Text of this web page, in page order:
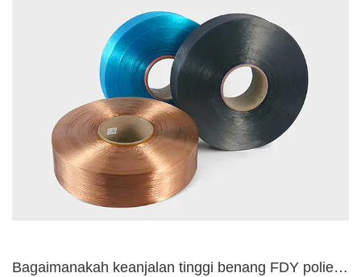
Bagaimanakah keanjalan tinggi benang FDY poliester memastika...